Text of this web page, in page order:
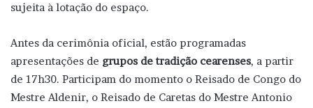
sujeita à lotação do espaço.
Antes da cerimônia oficial, estão programadas
apresentações de grupos de tradição cearenses, a partir
de 17h30. Participam do momento o Reisado de Congo do
Mestre Aldenir, o Reisado de Caretas do Mestre Antonio